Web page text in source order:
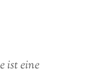
ist eine